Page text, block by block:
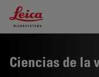
Leica Microsystems
Ciencias de la